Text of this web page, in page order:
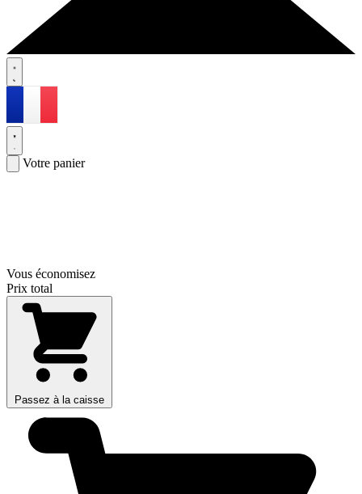
Votre panier
Vous économisez
Prix total
Passez à la caisse